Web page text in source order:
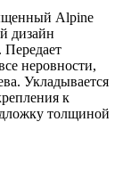
Alpine
дизайн
Передает
неровности,
Укладывается
к
толщиной